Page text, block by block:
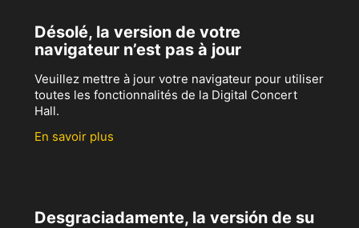
Désolé, la version de votre
navigateur n’est pas à jour
Veuillez mettre à jour votre navigateur pour utiliser
toutes les fonctionnalités de la Digital Concert
Hall.
En savoir plus
Desgraciadamente, la versión de su